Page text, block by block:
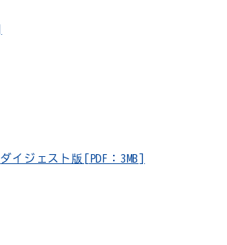
ダイジェスト版[PDF：3MB]